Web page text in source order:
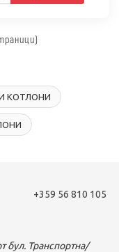
КОТЛОНИ
+359 56 810 105
бул. Транспортна/